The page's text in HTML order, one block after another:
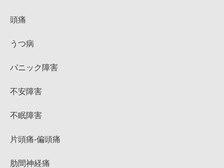
頭痛
うつ病
パニック障害
不安障害
不眠障害
片頭痛-偏頭痛
肋間神経痛